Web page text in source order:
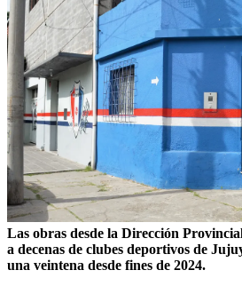
Las obras desde la Dirección
a decenas de clubes deportivos de
una veintena desde fines de 2024.